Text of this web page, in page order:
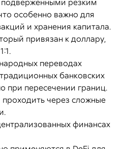
резким
особенно важно для
и хранения капитала.
привязан к доллару,
переводах
банковских
при пересечении границ.
через сложные
финансах